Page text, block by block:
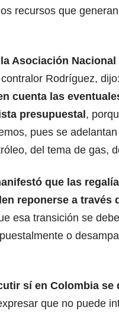
recursos que
Asociación Nacional
Rodríguez,
cuenta las
presupuestal ,
pues se
del tema de gas,
que las
reponerse a través
esa transición se
o
sí en Colombia se
que no puede